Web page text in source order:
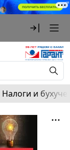
Налоги и